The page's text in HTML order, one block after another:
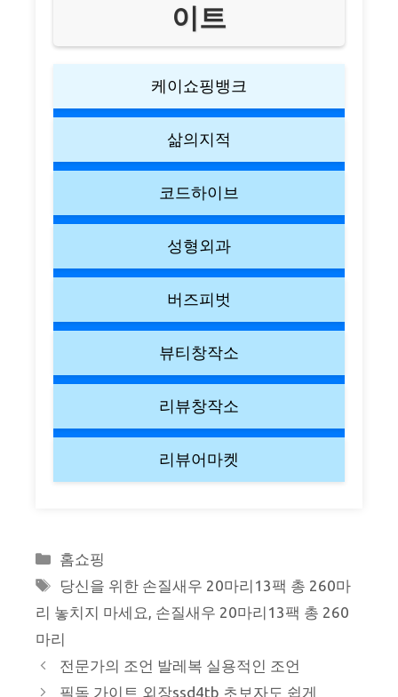
이트
케이쇼핑뱅크
삶의지적
코드하이브
성형외과
버즈피벗
뷰티창작소
리뷰창작소
리뷰어마켓
Categories
홈쇼핑
Tags
당신을 위한 손질새우 20마리13팩 총 260마
리 놓치지 마세요 손질새우 20마리13팩 총 260
마리
전문가의 조언 발레복 실용적인 조언
필독 가이트 외장ssd4tb 초보자도 쉽게